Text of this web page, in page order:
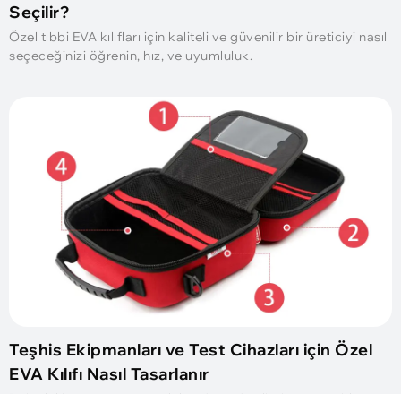
Seçilir?
Özel tıbbi EVA kılıfları için kaliteli ve güvenilir bir üreticiyi nasıl
seçeceğinizi öğrenin, hız, ve uyumluluk.
Teşhis Ekipmanları ve Test Cihazları için Özel
EVA Kılıfı Nasıl Tasarlanır